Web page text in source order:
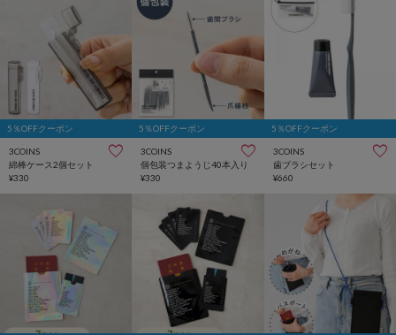
5％OFFクーポン
3COINS
綿棒ケース2個セット
¥330
5％OFFクーポン
3COINS
個包装つまようじ40本入り
¥330
5％OFFクーポン
3COINS
歯ブラシセット
¥660